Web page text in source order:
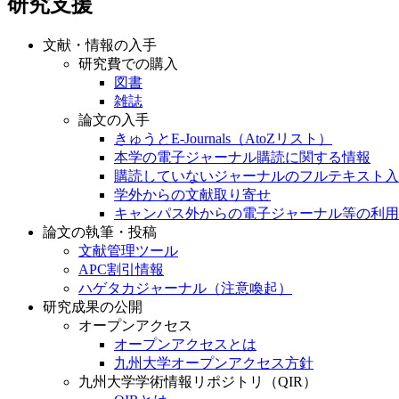
研究支援
文献・情報の入手
研究費での購入
図書
雑誌
論文の入手
きゅうとE-Journals（AtoZリスト）
本学の電子ジャーナル購読に関する情報
購読していないジャーナルのフルテキスト
学外からの文献取り寄せ
キャンパス外からの電子ジャーナル等の利用
論文の執筆・投稿
文献管理ツール
APC割引情報
ハゲタカジャーナル（注意喚起）
研究成果の公開
オープンアクセス
オープンアクセスとは
九州大学オープンアクセス方針
九州大学学術情報リポジトリ（QIR）